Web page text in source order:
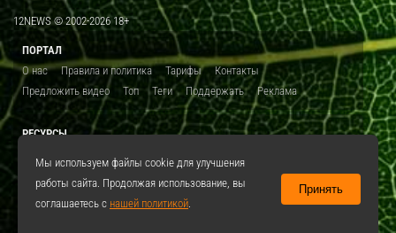
12NEWS © 2002-2026 18+
ПОРТАЛ
О нас
Правила и политика Тарифы
Контакты
Предложить видео
Топ Теги Поддержать Реклама
РЕСУРСЫ
Мы используем файлы cookie для улучшения
работы сайта. Продолжая использование, вы
соглашаетесь с нашей политикой.
Принять